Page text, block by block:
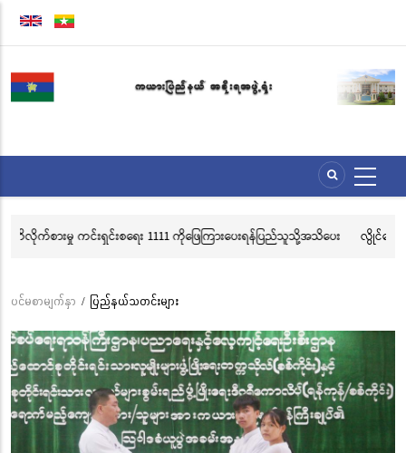
အဓိက
အကြောင်းအရာ
သွား
မည်
သို့အသိပေး
လွိုင်ကော်မြို့၊ သမိုင်းဝင်ဆုတောင်းပြည့် မြို့နာမ်ရွှေစေတီတော် လုံးတော်ပ
ဘုံကထိန် အလှူတော်မင်္ဂလာအခမ်းအနား ကျင်းပ
Breadcrumb
ပင်မစာမျက်နှာ / ပြည်နယ်သတင်းများ